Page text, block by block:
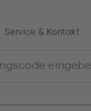
Service & Kontakt